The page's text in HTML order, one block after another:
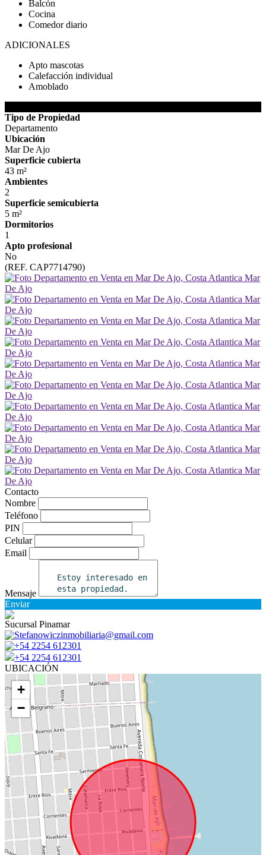
Balcón
Cocina
Comedor diario
ADICIONALES
Apto mascotas
Calefacción individual
Amoblado
Tipo de Propiedad
Departamento
Ubicación
Mar De Ajo
Superficie cubierta
43 m²
Ambientes
2
Superficie semicubierta
5 m²
Dormitorios
1
Apto profesional
No
(REF. CAP7714790)
Contacto
Nombre
Teléfono
PIN
Celular
Email
Mensaje
Enviar
Sucursal Pinamar
Stefanowiczinmobiliaria@gmail.com
+54 2254 612301
+54 2254 612301
UBICACIÓN
+
−